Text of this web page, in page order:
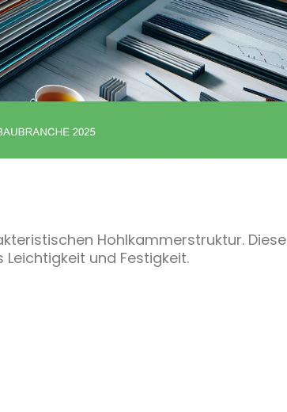
Hohlkammerstruktur. Diese
und Festigkeit.